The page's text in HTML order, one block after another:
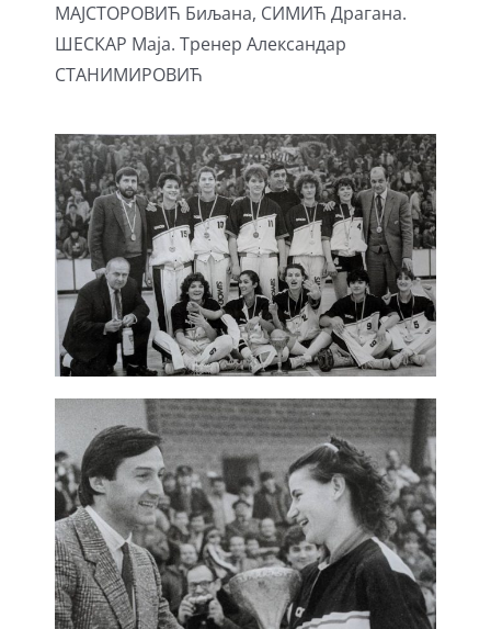
МАЈСТОРОВИЋ Биљана, СИМИЋ Драгана.
ШЕСКАР Маја. Тренер Aлександар
СТАНИМИРОВИЋ